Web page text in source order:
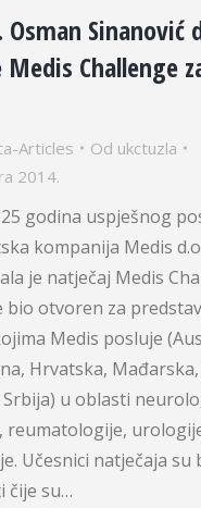
Osman Sinanović
Challenge
Articles Od ukctuzla
2014.
godina uspješnog
kompanija Medis
je natječaj Medis
bio otvoren za
Medis posluje
Hrvatska,
Srbija) u oblasti
reumatologije,
Učesnici natječaja su
čije su…